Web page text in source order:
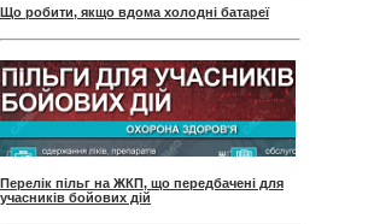
Що робити, якщо вдома холодні батареї
Перелік пільг на ЖКП, що передбачені для
учасників бойових дій